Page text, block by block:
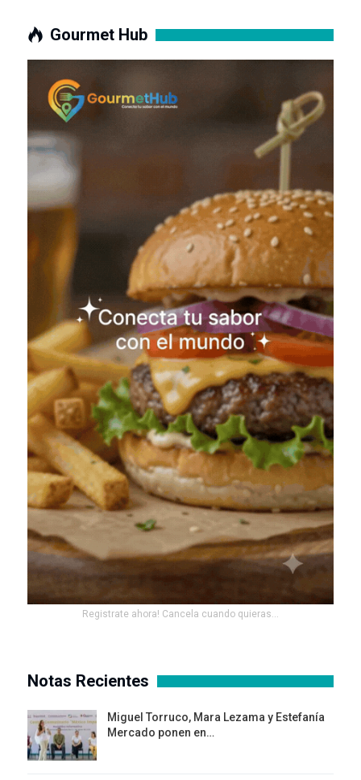
Gourmet Hub
Registrate ahora! Cancela cuando quieras...
Notas Recientes
Miguel Torruco, Mara Lezama y Estefanía
Mercado ponen en…